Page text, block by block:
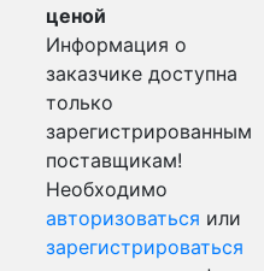
ценой
Информация о
заказчике доступна
только
зарегистрированным
поставщикам!
Необходимо
авторизоваться или
зарегистрироваться